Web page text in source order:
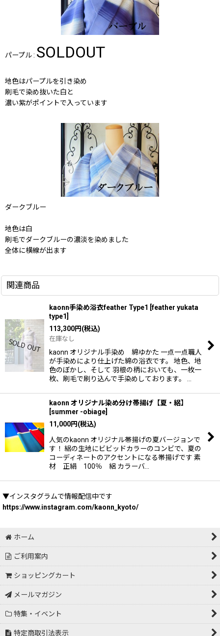
パープル : SOLDOUT
地色はパープルを引き染め
刷毛で染め抜いた白と
濃い紫がポイントで入っています
ダークブルー
地色は白
刷毛でダークブルーの濃淡を染めました
全体に横線が出ます
関連商品
kaonn手染め浴衣feather Type1 [feather yukata
type1
113,300円(税込)
在庫なし
kaonn オリジナル手染め 綿ゆかた 一点一点職人
が手染めにより仕上げた綿の浴衣です。 地色、地
色のぼかし、そして 羽根の柄においても、一枚一
枚、刷毛で刷り込んで手染めしております。 …
kaonn オリジナル染め分け帯揚げ【夏・絽】
summer -obiage
11,000円(税込)
人気のkaonn オリジナル帯揚げの夏バージョンで
す！ 絽の生地にビビッドカラーのコンビで、夏の
コーディネートのアクセントになる帯揚げです 素
材 正絹 100％ 絽 カラーバ…
▼インスタグラムで情報配信中です
https://www.instagram.com/kaonn_kyoto/
ホーム
ご利用案内
ショッピングカート
メールマガジン
特集・イベント
特定商取引法表示